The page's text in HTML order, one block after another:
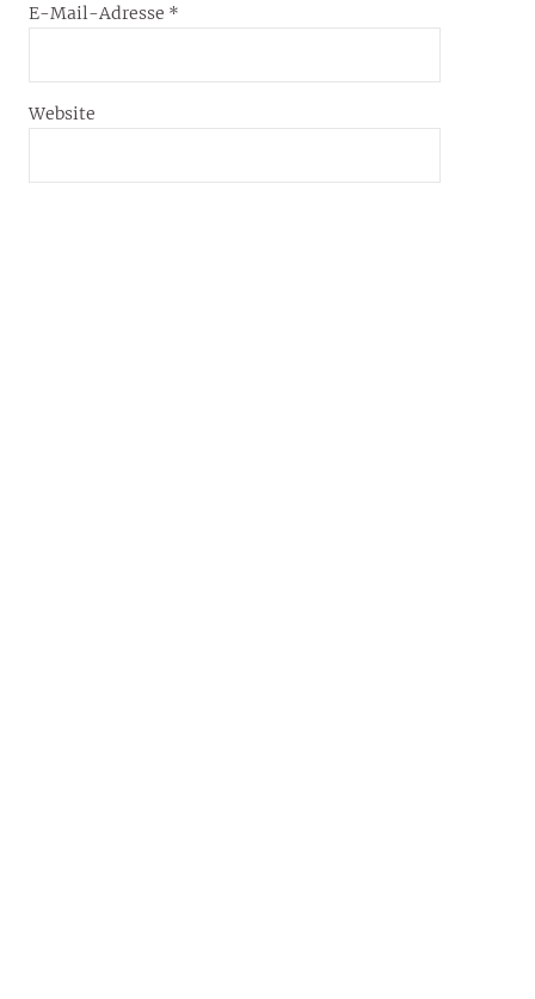
E-Mail-Adresse *
Website